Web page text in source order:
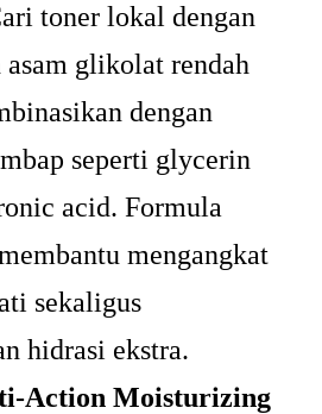
toner lokal dengan
asam glikolat rendah
dengan
seperti glycerin
acid. Formula
mengangkat
sekaligus
hidrasi ekstra.
Action Moisturizing